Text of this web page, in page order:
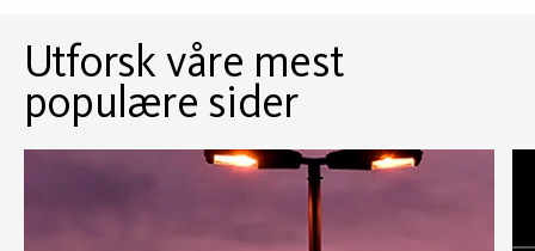
Utforsk våre mest
populære sider